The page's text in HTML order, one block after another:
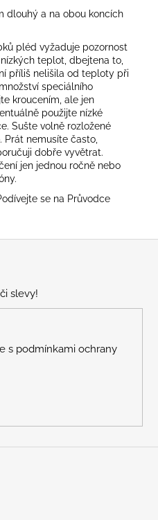
dlouhý a na obou koncích
pléd vyžaduje pozornost
teplot, dbejtena to,
příliš nelišila od teploty při
speciálního
kroucením, ale jen
použijte nízké
Sušte volně rozložené
nemusíte často,
dobře vyvětrat.
jen jednou ročně nebo
se na Průvodce
slevy!
s podmínkami ochrany